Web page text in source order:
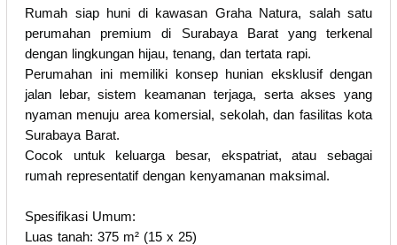
Rumah siap huni di kawasan Graha Natura, salah satu
perumahan premium di Surabaya Barat yang terkenal
dengan lingkungan hijau, tenang, dan tertata rapi.
Perumahan ini memiliki konsep hunian eksklusif dengan
jalan lebar, sistem keamanan terjaga, serta akses yang
nyaman menuju area komersial, sekolah, dan fasilitas kota
Surabaya Barat.
Cocok untuk keluarga besar, ekspatriat, atau sebagai
rumah representatif dengan kenyamanan maksimal.
Spesifikasi Umum:
Luas tanah: 375 m² (15 x 25)